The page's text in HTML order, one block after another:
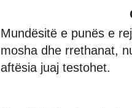
Mundësitë e punës e
mosha dhe rrethanat,
aftësia juaj testohet.